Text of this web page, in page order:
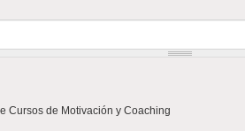
Cursos de Motivación y Coaching